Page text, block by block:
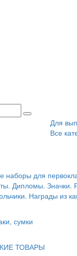
Для
Все
наборы для
Дипломы. Значки.
Награды из
сумки
ТОВАРЫ